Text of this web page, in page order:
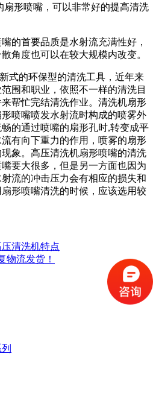
扇形喷嘴，可以非常好的提高清洗
的首要品质是水射流充满性好，
角度也可以在较大规模内改变。
式的环保型的清洗工具，近年来
围和职业，依照不一样的清洗目
帮忙完结清洗作业。清洗机扇形
喷嘴喷发水射流时构成的喷雾外
的通过喷嘴的扇形孔时,转变成平
有向下重力的作用，喷雾的扇形
象。高压清洗机扇形喷嘴的清洗
要大很多，但是另一方面也因为
流的冲击压力会有相应的损失和
形喷嘴清洗的时候，应该选用较
清洗机特点
物流发货！